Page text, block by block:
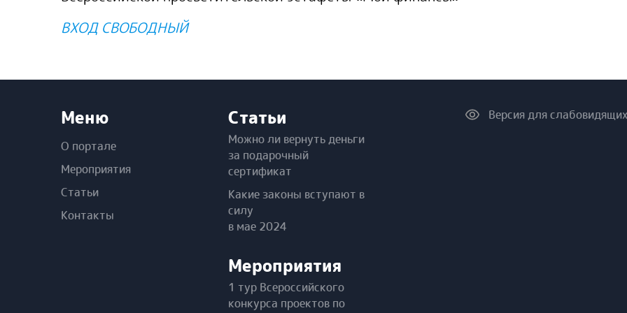
ВХОД СВОБОДНЫЙ
Меню
О портале
Мероприятия
Статьи
Контакты
Статьи
Можно ли вернуть деньги
за подарочный
сертификат
Какие законы вступают в
силу
в мае 2024
Мероприятия
1 тур Всероссийского
конкурса проектов по
Версия для слабовидящих